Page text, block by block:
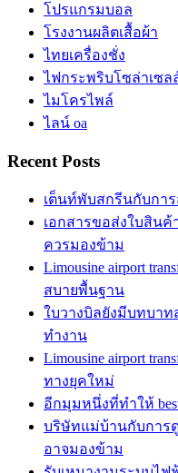
โปรแกรมบอล
โรงงานผลิตเสื้อผ้า
ไทยเครื่องชั่ง
ไฟกระพริบโซล่าเซล
ไมโครไพล์
ไลน์ oa
Recent Posts
เต็นท์พับสกรีนกับกา
เอกสารขอส่งใบสิน
ควรมองข้าม
Limousine airport
สบายพื้นฐาน
ใบวางบิลยังมีบทบา
ทำงาน
Limousine airport
ทางยุคใหม่
อีกมุมหนึ่งที่ทำให้
บริษัทแม่บ้านกับการ
อาจมองข้าม